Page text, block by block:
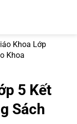
Khoa Lớp
Khoa
5 Kết
Sách